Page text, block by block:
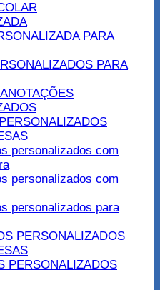
PARA
PARA
personalizados com
personalizados com
personalizados para
PERSONALIZADOS
PERSONALIZADOS